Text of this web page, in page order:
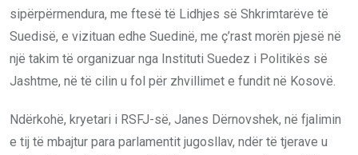
sipërpërmendura, me ftesë të Lidhjes së Shkrimtarëve të
Suedisë, e vizituan edhe Suedinë, me ç’rast morën pjesë në
një takim të organizuar nga Instituti Suedez i Politikës së
Jashtme, në të cilin u fol për zhvillimet e fundit në Kosovë.
Ndërkohë, kryetari i RSFJ-së, Janes Dërnovshek, në fjalimin
e tij të mbajtur para parlamentit jugosllav, ndër të tjerave u